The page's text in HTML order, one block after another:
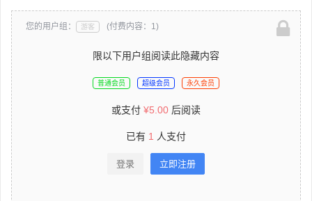
您的用户组： 游客 (付费内容：1)
限以下用户组阅读此隐藏内容
普通会员 超级会员 永久会员
或支付 ¥5.00 后阅读
已有 1 人支付
登录 立即注册